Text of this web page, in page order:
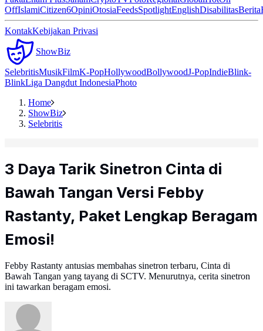
OffIslamiCitizen6OpiniOtosiaFeedsSpotlightEnglishDisabilitasBerita
KontakKebijakan Privasi
ShowBiz
SelebritisMusikFilmK-PopHollywoodBollywoodJ-PopIndieBlink-
BlinkLiga Dangdut IndonesiaPhoto
Home
ShowBiz
Selebritis
3 Daya Tarik Sinetron Cinta di
Bawah Tangan Versi Febby
Rastanty, Paket Lengkap Beragam
Emosi!
Febby Rastanty antusias membahas sinetron terbaru, Cinta di
Bawah Tangan yang tayang di SCTV. Menurutnya, cerita sinetron
ini tawarkan beragam emosi.